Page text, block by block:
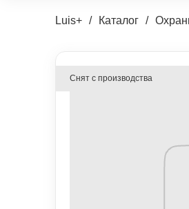
Luis+ Каталог
Снят с производства